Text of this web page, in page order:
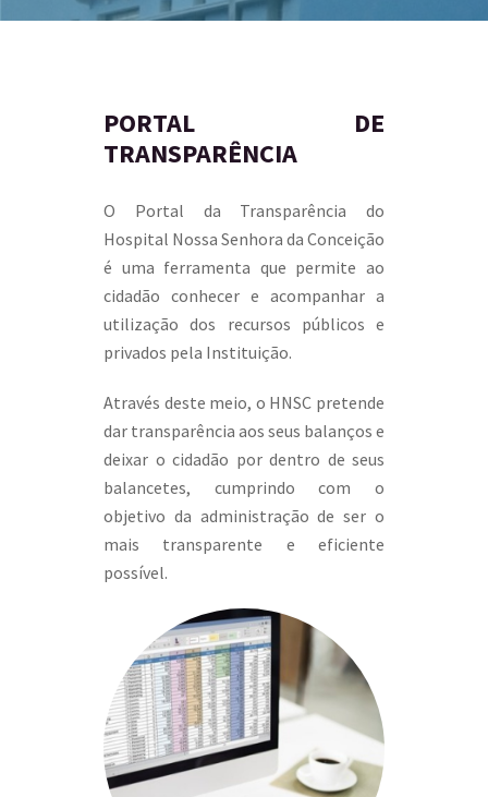
PORTAL DE
TRANSPARÊNCIA
O Portal da Transparência do
Hospital Nossa Senhora da Conceição
é uma ferramenta que permite ao
cidadão conhecer e acompanhar a
utilização dos recursos públicos e
privados pela Instituição.
Através deste meio, o HNSC pretende
dar transparência aos seus balanços e
deixar o cidadão por dentro de seus
balancetes, cumprindo com o
objetivo da administração de ser o
mais transparente e eficiente
possível.